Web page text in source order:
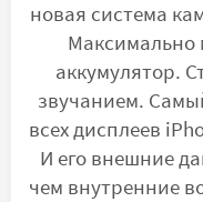
новая система
аккумулятор.
звучанием.
всех дисплеев
И его внешние
чем внутренние